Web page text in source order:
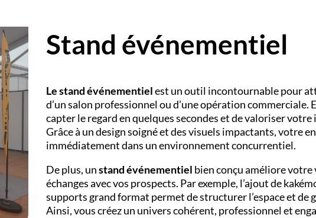
Stand événementiel
Le stand événementielest un outil incontournable pour
d’un salon professionnel ou d’une opération commerciale.
capter le regard en quelques secondes et de valoriser votre
Grâce à un design soigné et des visuels impactants, votre
immédiatement dans un environnement concurrentiel.
De plus, unstand événementiel bien conçu améliore
échanges avec vos prospects. Par exemple, l’ajout de
supports grand format permet de structurer l’espace et de
Ainsi, vous créez un univers cohérent, professionnel et